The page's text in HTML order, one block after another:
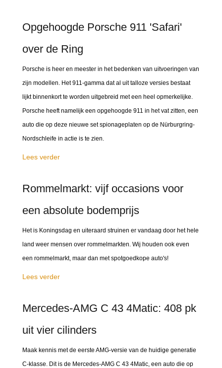
Opgehoogde Porsche 911 'Safari'
over de Ring
Porsche is heer en meester in het bedenken van uitvoeringen van
zijn modellen. Het 911-gamma dat al uit talloze versies bestaat
lijkt binnenkort te worden uitgebreid met een heel opmerkelijke.
Porsche heeft namelijk een opgehoogde 911 in het vat zitten, een
auto die op deze nieuwe set spionageplaten op de Nürburgring-
Nordschleife in actie is te zien.
Lees verder
Rommelmarkt: vijf occasions voor
een absolute bodemprijs
Het is Koningsdag en uiteraard struinen er vandaag door het hele
land weer mensen over rommelmarkten. Wij houden ook even
een rommelmarkt, maar dan met spotgoedkope auto's!
Lees verder
Mercedes-AMG C 43 4Matic: 408 pk
uit vier cilinders
Maak kennis met de eerste AMG-versie van de huidige generatie
C-klasse. Dit is de Mercedes-AMG C 43 4Matic, een auto die op